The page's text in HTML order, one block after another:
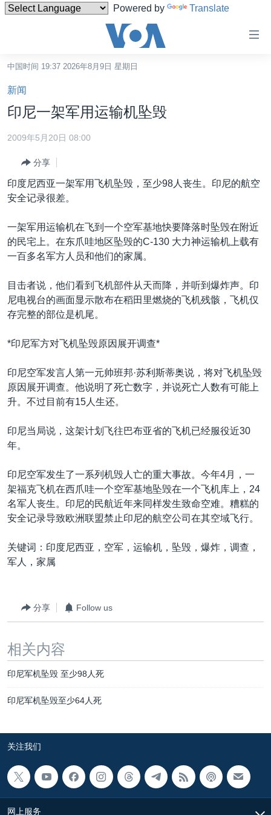
Powered by Translate
碍
链
接
跳
转
容
跳
转
港澳
国际
印太
中东
非洲
美洲
全球议题
经济·金融·贸易
人权·法律·宗教
军事
劳工
环境
美中关系
热点专题
国会报道
美中关系
美国建国250周年
美国之音专访
重要讲话与声明
台海两岸关系
南中国海争端
关注西藏
关注新疆
GEN Z 看美国
VOA今日焦点
中文广播
其他语言网站
中国时间 19:37 2026年8月9日 星期日
新闻
印尼一架军用运输机坠毁
2009年5月20日 08:00
分享
印度尼西亚一架军用飞机坠毁，至少98人丧生。印尼的航空
安全记录很差。
一架军用运输机在飞到一个空军基地快要降落时坠毁在附近
的民宅上。在东爪哇地区坠毁的C-130 大力神运输机上载有
一百多名军方人员和他们的家属。
目击者说，他们看到飞机部件从天而降，并听到爆炸声。印
尼电视台的画面显示散布在稻田里燃烧的飞机残骸，飞机仅
存完整的部位是机尾。
*印尼军方对飞机坠毁原因展开调查*
印尼空军发言人第一元帅班邦·苏利斯蒂奥说，将对飞机坠毁
原因展开调查。他说明了死亡数字，并说死亡人数有可能上
升。不过目前有15人生还。
印尼当局说，这架计划飞往巴布亚省的飞机已经服役近30
年。
印尼空军发生了一系列机毁人亡的重大事故。今年4月，一
架福克飞机在西爪哇一个空军基地坠毁在一个飞机库上，24
名军人丧生。印尼的民航近年来同样发生致命空难。糟糕的
安全记录导致欧洲联盟禁止印尼的航空公司在其空域飞行。
关键词：印度尼西亚，空军，运输机，坠毁，爆炸，调查，
军人，家属
分享 Follow us
相关内容
印尼军机坠毁 至少98人死
印尼军机坠毁至少64人死
关注我们
网上服务